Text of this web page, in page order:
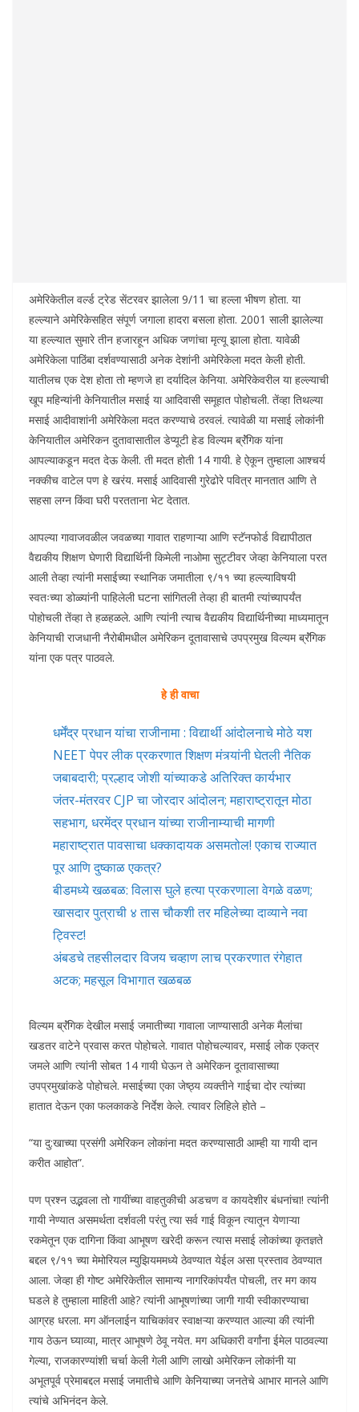
अमेरिकेतील वर्ल्ड ट्रेड सेंटरवर झालेला 9/11 चा हल्ला भीषण होता. या
हल्ल्याने अमेरिकेसहित संपूर्ण जगाला हादरा बसला होता. 2001 साली झालेल्या
या हल्ल्यात सुमारे तीन हजारहून अधिक जणांचा मृत्यू झाला होता. यावेळी
अमेरिकेला पाठिंबा दर्शवण्यासाठी अनेक देशांनी अमेरिकेला मदत केली होती.
यातीलच एक देश होता तो म्हणजे हा दर्यादिल केनिया. अमेरिकेवरील या हल्ल्याची
खूप महिन्यांनी केनियातील मसाई या आदिवासी समूहात पोहोचली. तेंव्हा तिथल्या
मसाई आदीवाशांनी अमेरिकेला मदत करण्याचे ठरवलं. त्यावेळी या मसाई लोकांनी
केनियातील अमेरिकन दुतावासातील डेप्यूटी हेड विल्यम ब्रॅंगिक यांना
आपल्याकडून मदत देऊ केली. ती मदत होती 14 गायी. हे ऐकून तुम्हाला आश्चर्य
नक्कीच वाटेल पण हे खरंय. मसाई आदिवासी गुरेढोरे पवित्र मानतात आणि ते
सहसा लग्न किंवा घरी परतताना भेट देतात.
आपल्या गावाजवळील जवळच्या गावात राहणाऱ्या आणि स्टॅनफोर्ड विद्यापीठात
वैद्यकीय शिक्षण घेणारी विद्यार्थिनी किमेली नाओमा सुट्टीवर जेव्हा केनियाला परत
आली तेव्हा त्यांनी मसाईच्या स्थानिक जमातीला ९/११ च्या हल्ल्याविषयी
स्वतःच्या डोळ्यांनी पाहिलेली घटना सांगितली तेव्हा ही बातमी त्यांच्यापर्यंत
पोहोचली तेंव्हा ते हळहळले. आणि त्यांनी त्याच वैद्यकीय विद्यार्थिनीच्या माध्यमातून
केनियाची राजधानी नैरोबीमधील अमेरिकन दूतावासाचे उपप्रमुख विल्यम ब्रॅंगिक
यांना एक पत्र पाठवले.
हे ही वाचा
धर्मेंद्र प्रधान यांचा राजीनामा : विद्यार्थी आंदोलनाचे मोठे यश
NEET पेपर लीक प्रकरणात शिक्षण मंत्र्यांनी घेतली नैतिक
जबाबदारी; प्रल्हाद जोशी यांच्याकडे अतिरिक्त कार्यभार
जंतर-मंतरवर CJP चा जोरदार आंदोलन; महाराष्ट्रातून मोठा
सहभाग, धरमेंद्र प्रधान यांच्या राजीनाम्याची मागणी
महाराष्ट्रात पावसाचा धक्कादायक असमतोल! एकाच राज्यात
पूर आणि दुष्काळ एकत्र?
बीडमध्ये खळबळ: विलास घुले हत्या प्रकरणाला वेगळे वळण;
खासदार पुत्राची ४ तास चौकशी तर महिलेच्या दाव्याने नवा
ट्विस्ट!
अंबडचे तहसीलदार विजय चव्हाण लाच प्रकरणात रंगेहात
अटक; महसूल विभागात खळबळ
विल्यम ब्रॅंगिक देखील मसाई जमातीच्या गावाला जाण्यासाठी अनेक मैलांचा
खडतर वाटेने प्रवास करत पोहोचले. गावात पोहोचल्यावर, मसाई लोक एकत्र
जमले आणि त्यांनी सोबत 14 गायी घेऊन ते अमेरिकन दूतावासाच्या
उपप्रमुखांकडे पोहोचले. मसाईच्या एका जेष्ठ्य व्यक्तीने गाईचा दोर त्यांच्या
हातात देऊन एका फलकाकडे निर्देश केले. त्यावर लिहिले होते –
“या दु:खाच्या प्रसंगी अमेरिकन लोकांना मदत करण्यासाठी आम्ही या गायी दान
करीत आहोत”.
पण प्रश्न उद्भवला तो गायींच्या वाहतुकीची अडचण व कायदेशीर बंधनांचा! त्यांनी
गायी नेण्यात असमर्थता दर्शवली परंतु त्या सर्व गाई विकून त्यातून येणाऱ्या
रकमेतून एक दागिना किंवा आभूषण खरेदी करून त्यास मसाई लोकांच्या कृतज्ञते
बद्दल ९/११ च्या मेमोरियल म्युझियममध्ये ठेवण्यात येईल असा प्रस्ताव ठेवण्यात
आला. जेव्हा ही गोष्ट अमेरिकेतील सामान्य नागरिकांपर्यंत पोचली, तर मग काय
घडले हे तुम्हाला माहिती आहे? त्यांनी आभूषणांच्या जागी गायी स्वीकारण्याचा
आग्रह धरला. मग ऑनलाईन याचिकांवर स्वाक्षऱ्या करण्यात आल्या की त्यांनी
गाय ठेऊन घ्याव्या, मात्र आभूषणे ठेवू नयेत. मग अधिकारी वर्गांना ईमेल पाठवल्या
गेल्या, राजकारण्यांशी चर्चा केली गेली आणि लाखो अमेरिकन लोकांनी या
अभूतपूर्व प्रेमाबद्दल मसाई जमातीचे आणि केनियाच्या जनतेचे आभार मानले आणि
त्यांचे अभिनंदन केले.